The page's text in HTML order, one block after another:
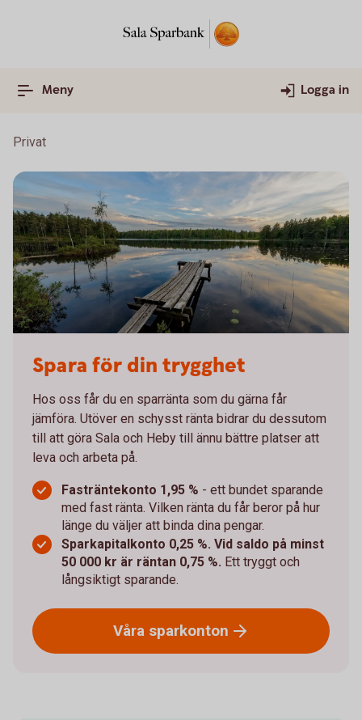
Meny Logga in
Privat
Spara för din trygghet
Hos oss får du en sparränta som du gärna får
jämföra. Utöver en schysst ränta bidrar du dessutom
till att göra Sala och Heby till ännu bättre platser att
leva och arbeta på.
Fasträntekonto 1,95 % - ett bundet sparande
med fast ränta. Vilken ränta du får beror på hur
länge du väljer att binda dina pengar.
Sparkapitalkonto 0,25 %. Vid saldo på minst
50 000 kr är räntan 0,75 %. Ett tryggt och
långsiktigt sparande.
Våra sparkonton